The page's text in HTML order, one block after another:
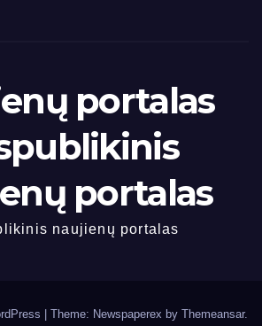
portalas
portalas
naujienų portalas
Theme: Newspaperex by Themeansar.